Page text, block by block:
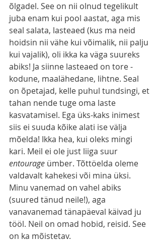
õlgadel. See on nii olnud tegelikult
juba enam kui pool aastat, aga mis
seal salata, lasteaed (kus ma neid
hoidsin nii vähe kui võimalik, nii palju
kui vajalik), oli ikka ka väga suureks
abiks! Ja siinne lasteaed on tore -
kodune, maalähedane, lihtne. Seal
on õpetajad, kelle puhul tundsingi, et
tahan nende tuge oma laste
kasvatamisel. Ega üks-kaks inimest
siis ei suuda kõike alati ise välja
mõelda! Ikka hea, kui oleks mingi
kari. Meil ei ole just liiga suur
entourage ümber. Tõttöelda oleme
valdavalt kahekesi või mina üksi.
Minu vanemad on vahel abiks
(suured tänud neile!), aga
vanavanemad tänapäeval käivad ju
tööl. Neil on omad hobid, reisid. See
on ka mõistetav.